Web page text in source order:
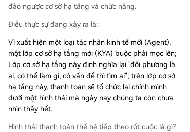
đảo ngược cơ sở hạ tầng và chức năng.
Điều thực sự đang xảy ra là:
Vì xuất hiện một loại tác nhân kinh tế mới (Agent),
một lớp cơ sở hạ tầng mới (KYA) buộc phải mọc lên;
Lớp cơ sở hạ tầng này định nghĩa lại "đối phương là
ai, có thể làm gì, có vấn đề thì tìm ai"; trên lớp cơ sở
hạ tầng này, thanh toán sẽ tổ chức lại chính mình
dưới một hình thái mà ngày nay chúng ta còn chưa
nhìn thấy hết.
Hình thái thanh toán thế hệ tiếp theo rốt cuộc là gì?